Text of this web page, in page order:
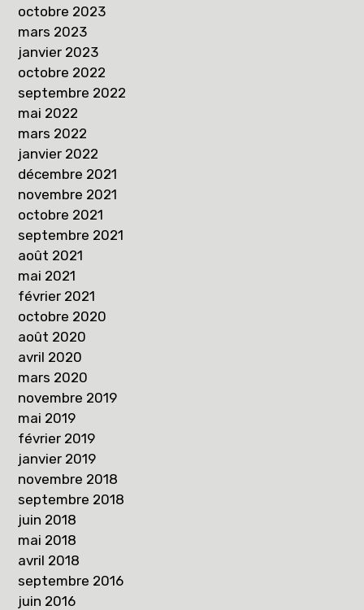
octobre 2023
mars 2023
janvier 2023
octobre 2022
septembre 2022
mai 2022
mars 2022
janvier 2022
décembre 2021
novembre 2021
octobre 2021
septembre 2021
août 2021
mai 2021
février 2021
octobre 2020
août 2020
avril 2020
mars 2020
novembre 2019
mai 2019
février 2019
janvier 2019
novembre 2018
septembre 2018
juin 2018
mai 2018
avril 2018
septembre 2016
juin 2016